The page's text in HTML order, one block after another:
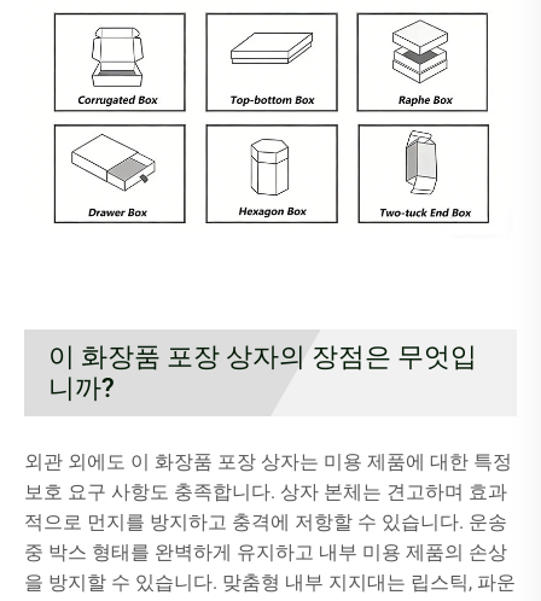
이 화장품 포장 상자의 장점은 무엇입
니까?
외관 외에도 이 화장품 포장 상자는 미용 제품에 대한 특정
보호 요구 사항도 충족합니다. 상자 본체는 견고하며 효과
적으로 먼지를 방지하고 충격에 저항할 수 있습니다. 운송
중 박스 형태를 완벽하게 유지하고 내부 미용 제품의 손상
을 방지할 수 있습니다. 맞춤형 내부 지지대는 립스틱, 파운